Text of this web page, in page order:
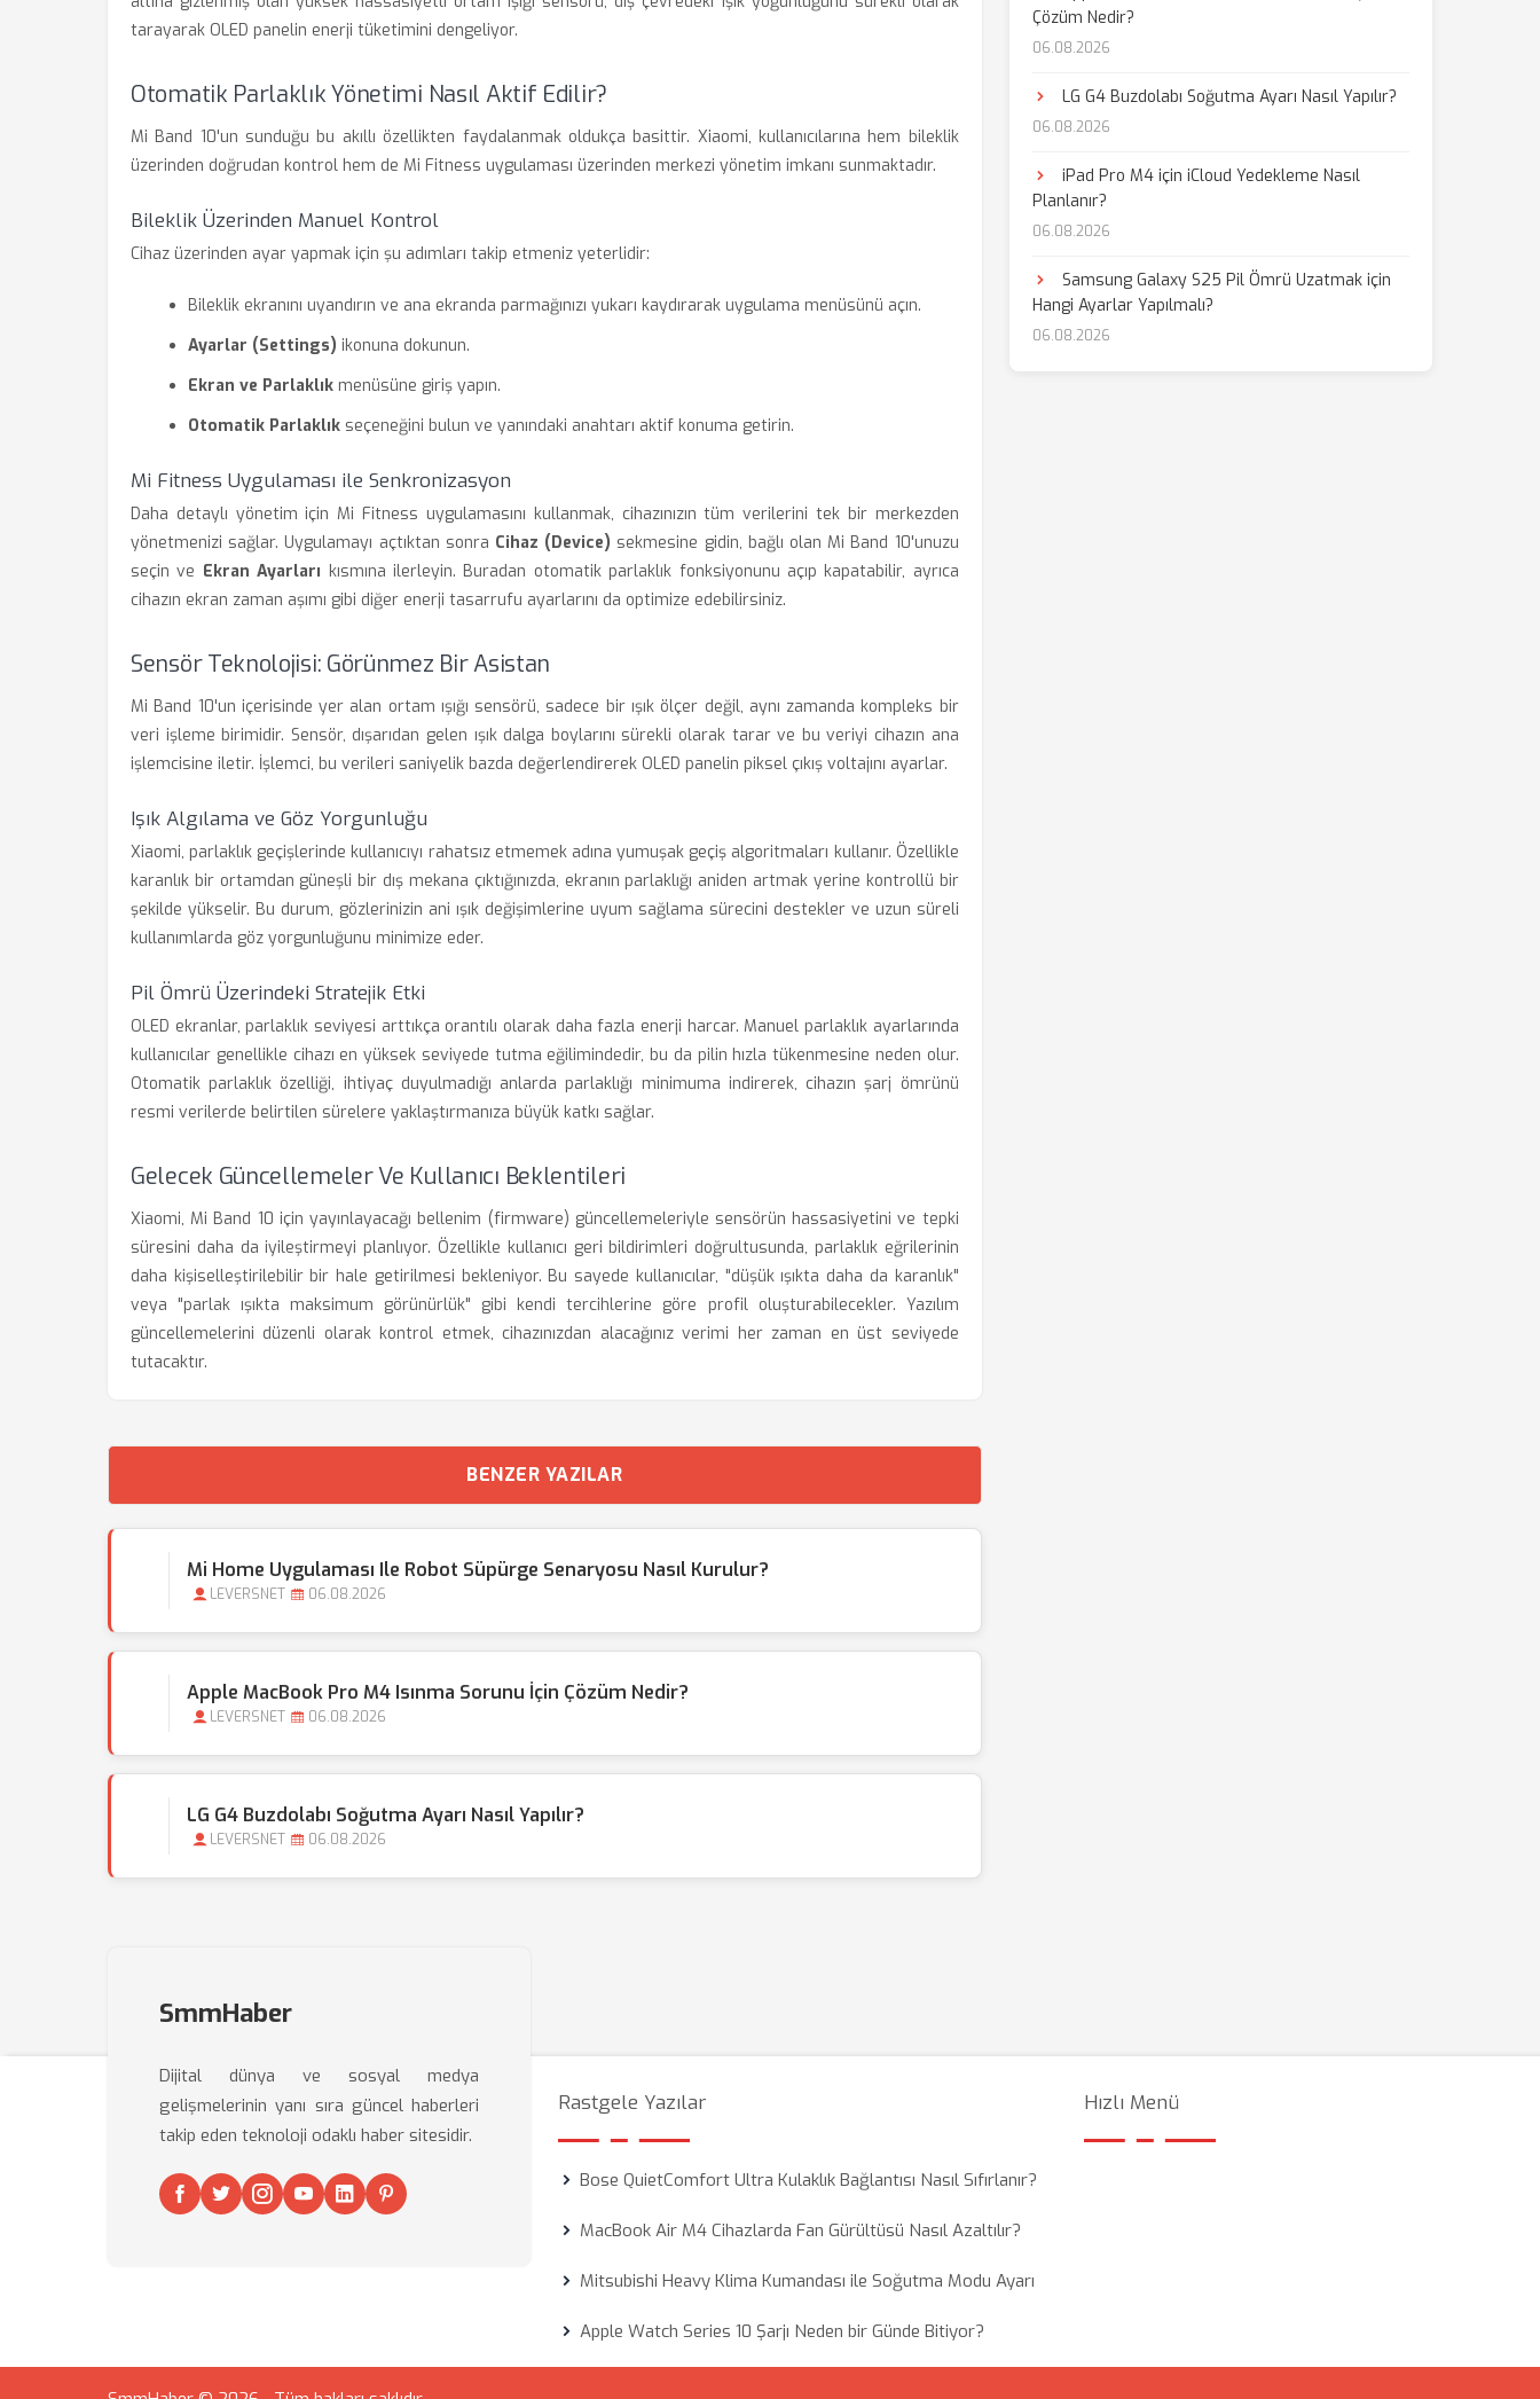
tarayarak OLED panelin enerji tüketimini dengeliyor.
Otomatik Parlaklık Yönetimi Nasıl Aktif Edilir?
Mi Band 10'un sunduğu bu akıllı özellikten faydalanmak oldukça basittir. Xiaomi, kullanıcılarına hem bileklik
üzerinden doğrudan kontrol hem de Mi Fitness uygulaması üzerinden merkezi yönetim imkanı sunmaktadır.
Bileklik Üzerinden Manuel Kontrol
Cihaz üzerinden ayar yapmak için şu adımları takip etmeniz yeterlidir:
Bileklik ekranını uyandırın ve ana ekranda parmağınızı yukarı kaydırarak uygulama menüsünü açın.
Ayarlar (Settings) ikonuna dokunun.
Ekran ve Parlaklık menüsüne giriş yapın.
Otomatik Parlaklık seçeneğini bulun ve yanındaki anahtarı aktif konuma getirin.
Mi Fitness Uygulaması ile Senkronizasyon
Daha detaylı yönetim için Mi Fitness uygulamasını kullanmak, cihazınızın tüm verilerini tek bir merkezden
yönetmenizi sağlar. Uygulamayı açtıktan sonra Cihaz (Device) sekmesine gidin, bağlı olan Mi Band 10'unuzu
seçin ve Ekran Ayarları kısmına ilerleyin. Buradan otomatik parlaklık fonksiyonunu açıp kapatabilir, ayrıca
cihazın ekran zaman aşımı gibi diğer enerji tasarrufu ayarlarını da optimize edebilirsiniz.
Sensör Teknolojisi: Görünmez Bir Asistan
Mi Band 10'un içerisinde yer alan ortam ışığı sensörü, sadece bir ışık ölçer değil, aynı zamanda kompleks bir
veri işleme birimidir. Sensör, dışarıdan gelen ışık dalga boylarını sürekli olarak tarar ve bu veriyi cihazın ana
işlemcisine iletir. İşlemci, bu verileri saniyelik bazda değerlendirerek OLED panelin piksel çıkış voltajını ayarlar.
Işık Algılama ve Göz Yorgunluğu
Xiaomi, parlaklık geçişlerinde kullanıcıyı rahatsız etmemek adına yumuşak geçiş algoritmaları kullanır. Özellikle
karanlık bir ortamdan güneşli bir dış mekana çıktığınızda, ekranın parlaklığı aniden artmak yerine kontrollü bir
şekilde yükselir. Bu durum, gözlerinizin ani ışık değişimlerine uyum sağlama sürecini destekler ve uzun süreli
kullanımlarda göz yorgunluğunu minimize eder.
Pil Ömrü Üzerindeki Stratejik Etki
OLED ekranlar, parlaklık seviyesi arttıkça orantılı olarak daha fazla enerji harcar. Manuel parlaklık ayarlarında
kullanıcılar genellikle cihazı en yüksek seviyede tutma eğilimindedir, bu da pilin hızla tükenmesine neden olur.
Otomatik parlaklık özelliği, ihtiyaç duyulmadığı anlarda parlaklığı minimuma indirerek, cihazın şarj ömrünü
resmi verilerde belirtilen sürelere yaklaştırmanıza büyük katkı sağlar.
Gelecek Güncellemeler Ve Kullanıcı Beklentileri
Xiaomi, Mi Band 10 için yayınlayacağı bellenim (firmware) güncellemeleriyle sensörün hassasiyetini ve tepki
süresini daha da iyileştirmeyi planlıyor. Özellikle kullanıcı geri bildirimleri doğrultusunda, parlaklık eğrilerinin
daha kişiselleştirilebilir bir hale getirilmesi bekleniyor. Bu sayede kullanıcılar, "düşük ışıkta daha da karanlık"
veya "parlak ışıkta maksimum görünürlük" gibi kendi tercihlerine göre profil oluşturabilecekler. Yazılım
güncellemelerini düzenli olarak kontrol etmek, cihazınızdan alacağınız verimi her zaman en üst seviyede
tutacaktır.
BENZER YAZILAR
Mi Home Uygulaması Ile Robot Süpürge Senaryosu Nasıl Kurulur?
LEVERSNET 06.08.2026
Apple MacBook Pro M4 Isınma Sorunu İçin Çözüm Nedir?
LEVERSNET 06.08.2026
LG G4 Buzdolabı Soğutma Ayarı Nasıl Yapılır?
LEVERSNET 06.08.2026
Çözüm Nedir?
06.08.2026
LG G4 Buzdolabı Soğutma Ayarı Nasıl Yapılır?
06.08.2026
iPad Pro M4 için iCloud Yedekleme Nasıl
Planlanır?
06.08.2026
Samsung Galaxy S25 Pil Ömrü Uzatmak için
Hangi Ayarlar Yapılmalı?
06.08.2026
SmmHaber
Dijital dünya ve sosyal medya
gelişmelerinin yanı sıra güncel haberleri
takip eden teknoloji odaklı haber sitesidir.
Rastgele Yazılar
Bose QuietComfort Ultra Kulaklık Bağlantısı Nasıl Sıfırlanır?
MacBook Air M4 Cihazlarda Fan Gürültüsü Nasıl Azaltılır?
Mitsubishi Heavy Klima Kumandası ile Soğutma Modu Ayarı
Apple Watch Series 10 Şarjı Neden bir Günde Bitiyor?
Hızlı Menü